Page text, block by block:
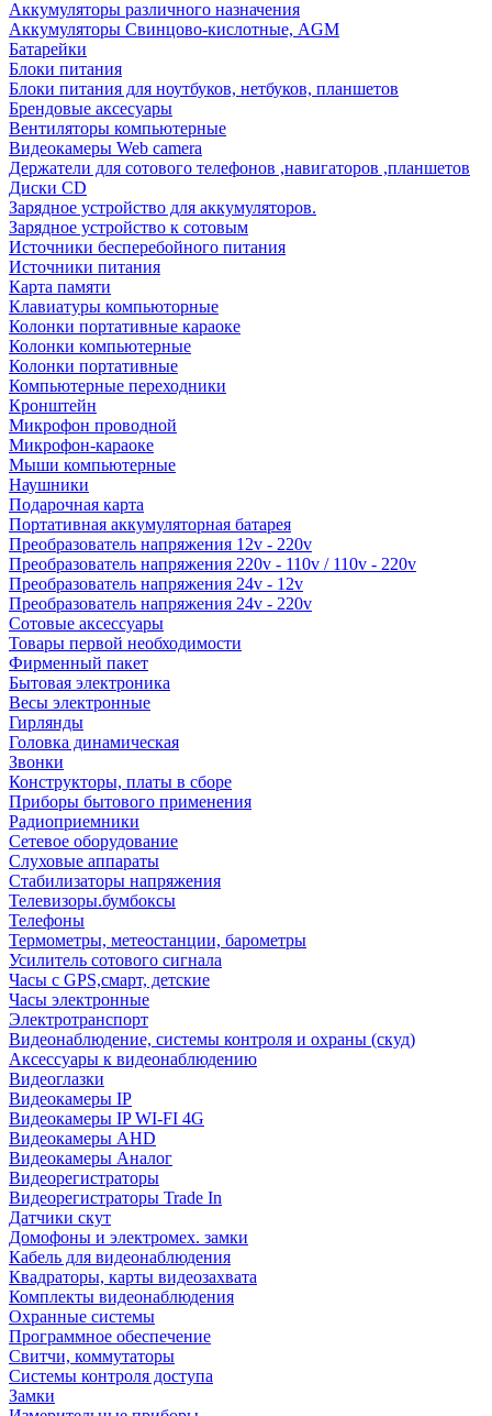
Аккумуляторы различного назначения
Аккумуляторы Свинцово-кислотные, AGM
Батарейки
Блоки питания
Блоки питания для ноутбуков, нетбуков, планшетов
Брендовые аксесуары
Вентиляторы компьютерные
Видеокамеры Web camera
Держатели для сотового телефонов ,навигаторов ,планшетов
Диски CD
Зарядное устройство для аккумуляторов.
Зарядное устройство к сотовым
Источники бесперебойного питания
Источники питания
Карта памяти
Клавиатуры компьюторные
Колонки портативные караоке
Колонки компьютерные
Колонки портативные
Компьютерные переходники
Кронштейн
Микрофон проводной
Микрофон-караоке
Мыши компьютерные
Наушники
Подарочная карта
Портативная аккумуляторная батарея
Преобразователь напряжения 12v - 220v
Преобразователь напряжения 220v - 110v / 110v - 220v
Преобразователь напряжения 24v - 12v
Преобразователь напряжения 24v - 220v
Сотовые аксессуары
Товары первой необходимости
Фирменный пакет
Бытовая электроника
Весы электронные
Гирлянды
Головка динамическая
Звонки
Конструкторы, платы в сборе
Приборы бытового применения
Радиоприемники
Сетевое оборудование
Слуховые аппараты
Стабилизаторы напряжения
Телевизоры.бумбоксы
Телефоны
Термометры, метеостанции, барометры
Усилитель сотового сигнала
Часы с GPS,смарт, детские
Часы электронные
Электротранспорт
Видеонаблюдение, системы контроля и охраны (скуд)
Аксессуары к видеонаблюдению
Видеоглазки
Видеокамеры IP
Видеокамеры IP WI-FI 4G
Видеокамеры AHD
Видеокамеры Аналог
Видеорегистраторы
Видеорегистраторы Trade In
Датчики скут
Домофоны и электромех. замки
Кабель для видеонаблюдения
Квадраторы, карты видеозахвата
Комплекты видеонаблюдения
Охранные системы
Программное обеспечение
Свитчи, коммутаторы
Системы контроля доступа
Замки